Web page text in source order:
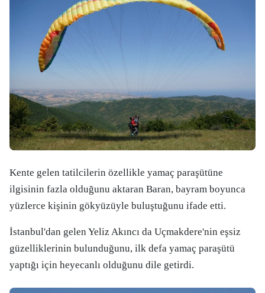
Kente gelen tatilcilerin özellikle yamaç paraşütüne
ilgisinin fazla olduğunu aktaran Baran, bayram boyunca
yüzlerce kişinin gökyüzüyle buluştuğunu ifade etti.
İstanbul'dan gelen Yeliz Akıncı da Uçmakdere'nin eşsiz
güzelliklerinin bulunduğunu, ilk defa yamaç paraşütü
yaptığı için heyecanlı olduğunu dile getirdi.